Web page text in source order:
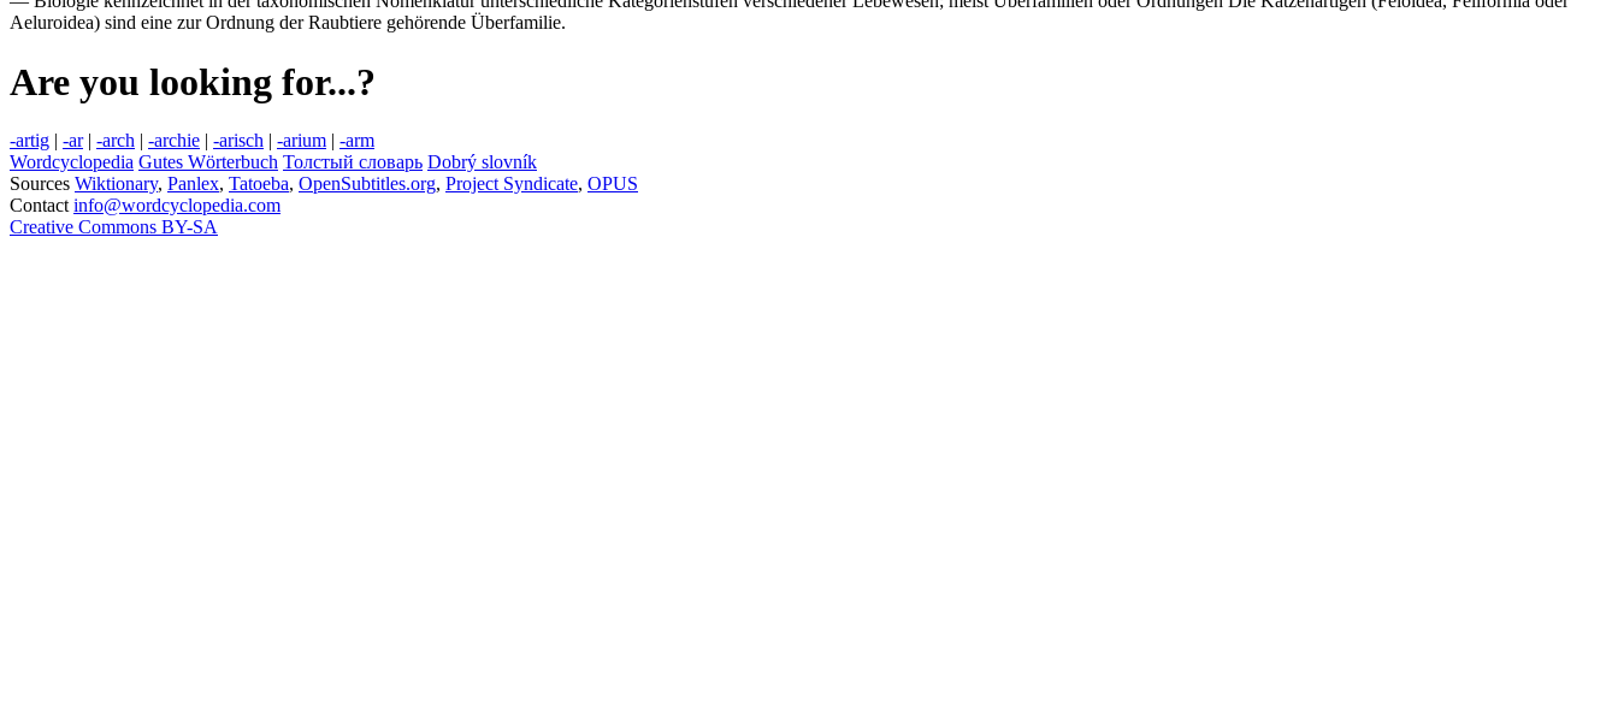
Aeluroidea) sind eine zur Ordnung der Raubtiere gehörende Überfamilie.
Are you looking for...?
-artig | -ar | -arch | -archie | -arisch | -arium | -arm
Wordcyclopedia Gutes Wörterbuch Толстый словарь Dobrý slovník
Sources Wiktionary, Panlex, Tatoeba, OpenSubtitles.org, Project Syndicate, OPUS
Contact info@wordcyclopedia.com
Creative Commons BY-SA